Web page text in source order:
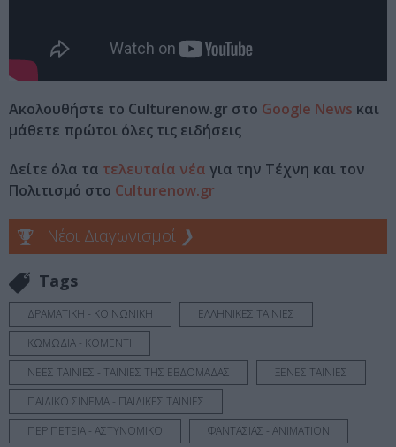
Ακολουθήστε το Culturenow.gr στο Google News και
μάθετε πρώτοι όλες τις ειδήσεις
Δείτε όλα τα τελευταία νέα για την Τέχνη και τον
Πολιτισμό στο Culturenow.gr
Νέοι Διαγωνισμοί ❯
Tags
ΔΡΑΜΑΤΙΚΗ - ΚΟΙΝΩΝΙΚΗ
ΕΛΛΗΝΙΚΕΣ ΤΑΙΝΙΕΣ
ΚΩΜΩΔΙΑ - ΚΟΜΕΝΤΙ
ΝΕΕΣ ΤΑΙΝΙΕΣ - ΤΑΙΝΙΕΣ ΤΗΣ ΕΒΔΟΜΑΔΑΣ
ΞΕΝΕΣ ΤΑΙΝΙΕΣ
ΠΑΙΔΙΚΟ ΣΙΝΕΜΑ - ΠΑΙΔΙΚΕΣ ΤΑΙΝΙΕΣ
ΠΕΡΙΠΕΤΕΙΑ - ΑΣΤΥΝΟΜΙΚΟ
ΦΑΝΤΑΣΙΑΣ - ANIMATION